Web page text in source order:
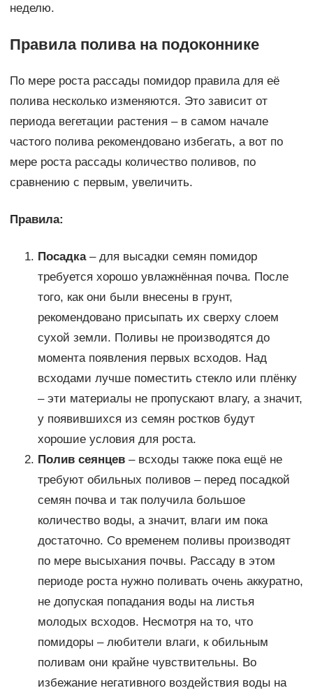
неделю.
Правила полива на подоконнике
По мере роста рассады помидор правила для её
полива несколько изменяются. Это зависит от
периода вегетации растения – в самом начале
частого полива рекомендовано избегать, а вот по
мере роста рассады количество поливов, по
сравнению с первым, увеличить.
Правила:
Посадка– для высадки семян помидор
требуется хорошо увлажнённая почва. После
того, как они были внесены в грунт,
рекомендовано присыпать их сверху слоем
сухой земли. Поливы не производятся до
момента появления первых всходов. Над
всходами лучше поместить стекло или плёнку
– эти материалы не пропускают влагу, а значит,
у появившихся из семян ростков будут
хорошие условия для роста.
Полив сеянцев– всходы также пока ещё не
требуют обильных поливов – перед посадкой
семян почва и так получила большое
количество воды, а значит, влаги им пока
достаточно. Со временем поливы производят
по мере высыхания почвы. Рассаду в этом
периоде роста нужно поливать очень аккуратно,
не допуская попадания воды на листья
молодых всходов. Несмотря на то, что
помидоры – любители влаги, к обильным
поливам они крайне чувствительны. Во
избежание негативного воздействия воды на